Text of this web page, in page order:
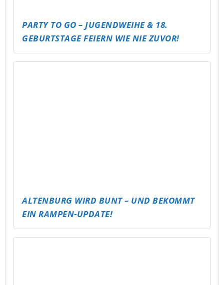
ABLI DREAMNIGHT – SCHLAFPARTY
KICKT ES! – ABLI FUSSBALLTURNIER FÜR A
LLE